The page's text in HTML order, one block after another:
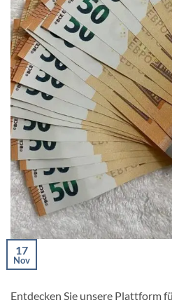
17
Nov
Entdecken Sie unsere Plattform